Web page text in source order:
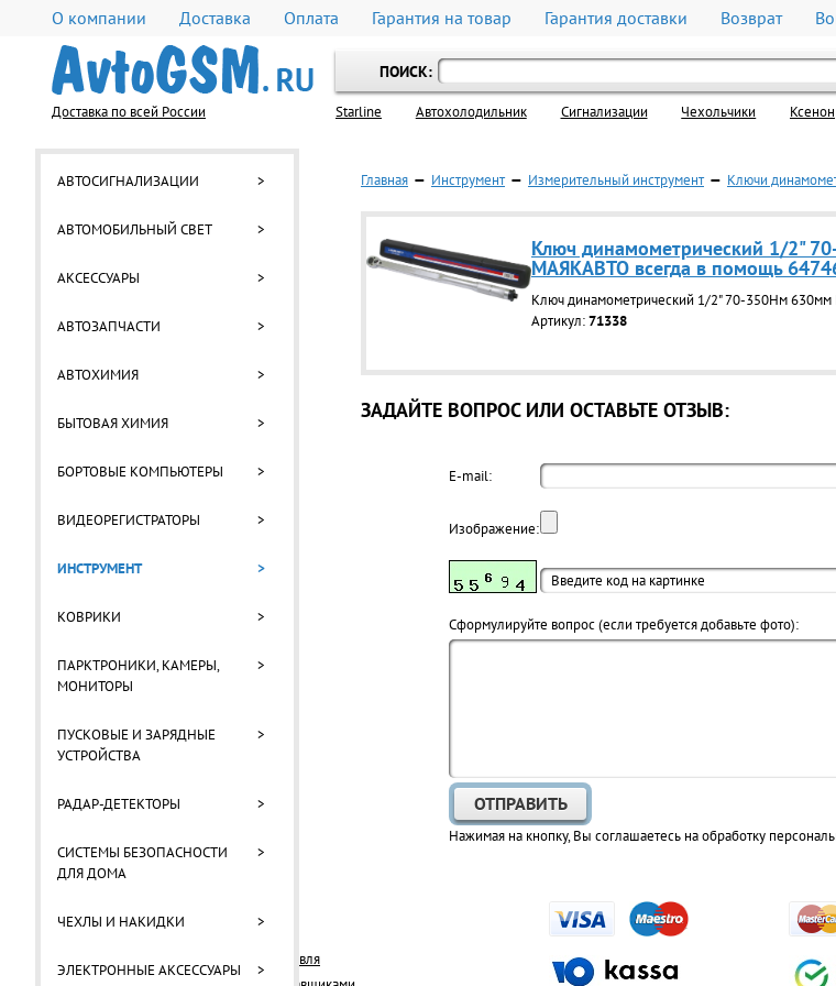
О компании Доставка Оплата Гарантия на товар Гарантия доставки Возврат
Доставка по всей России
ПОИСК:
Starline Автохолодильник Cигнализации Чехольчики Ксенон
АВТОСИГНАЛИЗАЦИИ >
АВТОМОБИЛЬНЫЙ СВЕТ >
АКСЕССУАРЫ >
АВТОЗАПЧАСТИ >
АВТОХИМИЯ >
БЫТОВАЯ ХИМИЯ >
БОРТОВЫЕ КОМПЬЮТЕРЫ >
ВИДЕОРЕГИСТРАТОРЫ >
ИНСТРУМЕНТ >
КОВРИКИ >
ПАРКТРОНИКИ, КАМЕРЫ,
МОНИТОРЫ
>
ПУСКОВЫЕ И ЗАРЯДНЫЕ
УСТРОЙСТВА
>
РАДАР-ДЕТЕКТОРЫ >
СИСТЕМЫ БЕЗОПАСНОСТИ
ДЛЯ ДОМА
>
ЧЕХЛЫ И НАКИДКИ >
ЭЛЕКТРОННЫЕ АКСЕССУАРЫ >
Главная — Инструмент — Измерительный инструмент — Ключи
Ключ динамометрический 1/2"
МАЯКАВТО всегда в помощь
Ключ динамометрический 1/2" 70-350Нм 630мм
Артикул:71338
ЗАДАЙТЕ ВОПРОС ИЛИ ОСТАВЬТЕ ОТЗЫВ:
E-mail:
Изображение:
Cформулируйте вопрос (если требуется добавьте фото):
Нажимая на кнопку, Вы соглашаетесь на обработку
Оптовая торговля